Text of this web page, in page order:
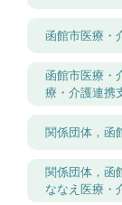
函館市医療・
函館市医療・
療・介護連携
関係団体，函
関係団体，函
ななえ医療・